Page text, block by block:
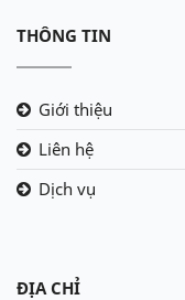
THÔNG TIN
Giới thiệu
Liên hệ
Dịch vụ
ĐỊA CHỈ